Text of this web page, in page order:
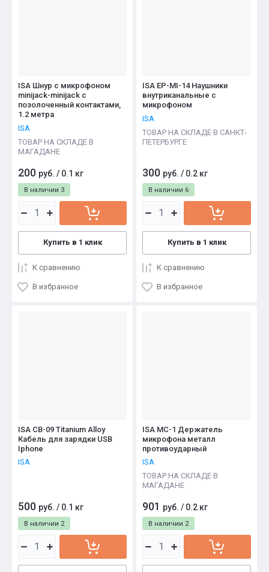
ISA Шнур с микрофоном
minijack-minijack с
позолоченный контактами,
1.2 метра
ISA
ТОВАР НА СКЛАДЕ В
МАГАДАНЕ
В наличии 3
200 руб. / 0.1 кг
Купить в 1 клик
К сравнению
В избранное
ISA EP-MI-14 Наушники
внутриканальные с
микрофоном
ISA
ТОВАР НА СКЛАДЕ В САНКТ-
ПЕТЕРБУРГЕ
В наличии 6
300 руб. / 0.2 кг
Купить в 1 клик
К сравнению
В избранное
ISA CB-09 Titanium Alloy
Кабель для зарядки USB
Iphone
ISA
В наличии 2
500 руб. / 0.1 кг
ISA MC-1 Держатель
микрофона металл
противоударный
ISA
ТОВАР НА СКЛАДЕ В
МАГАДАНЕ
В наличии 2
901 руб. / 0.2 кг